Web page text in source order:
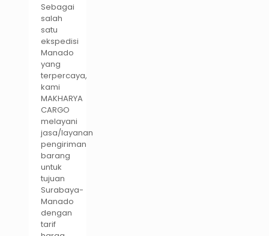
Sebagai
salah
satu
ekspedisi
Manado
yang
terpercaya,
kami
MAKHARYA
CARGO
melayani
jasa/layanan
pengiriman
barang
untuk
tujuan
Surabaya-
Manado
dengan
tarif